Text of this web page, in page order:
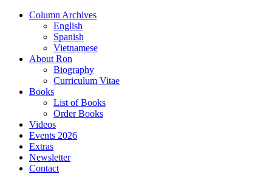
Column Archives
English
Spanish
Vietnamese
About Ron
Biography
Curriculum Vitae
Books
List of Books
Order Books
Videos
Events 2026
Extras
Newsletter
Contact